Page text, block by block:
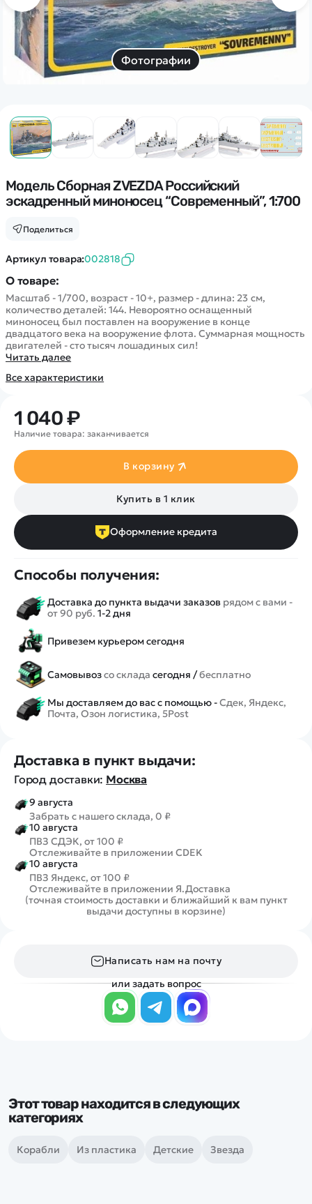
Фотографии
Модель Сборная ZVEZDA Российский
эскадренный миноносец “Современный”, 1:700
Поделиться
Артикул товара:002818
О товаре:
Масштаб - 1/700, возраст - 10+, размер - длина: 23 см,
количество деталей: 144. Невороятно оснащенный
миноносец был поставлен на вооружение в конце
двадцатого века на вооружение флота. Суммарная мощность
двигателей - сто тысяч лошадиных сил!
Читать далее
Все характеристики
1 040 ₽
Наличие товара: заканчивается
В корзину
Купить в 1 клик
Оформление кредита
Способы получения:
Доставка до пункта выдачи заказов рядом с вами -
от 90 руб. 1-2 дня
Привезем курьером сегодня
Самовывозсо склада сегодня /бесплатно
Мы доставляем до вас с помощью -Сдек, Яндекс,
Почта, Озон логистика, 5Post
Доставка в пункт выдачи:
Город доставки: Москва
9 августа
Забрать с нашего склада, 0 ₽
10 августа
ПВЗ СДЭК, от 100 ₽
Отслеживайте в приложении CDEK
10 августа
ПВЗ Яндекс, от 100 ₽
Отслеживайте в приложении Я.Доставка
(точная стоимость доставки и ближайший к вам пункт
выдачи доступны в корзине)
Написать нам на почту
или задать вопрос
Этот товар находится в следующих
категориях
Корабли Из пластика Детские Звезда
Дополнительный способ связи
WhatsApp/Мобильный
Есть вопрос? Можем связаться с вами
Наши соцсети:
Каталог
Квадрокоптеры
Машинки
Танки
Вертолеты
Катера
Роботы
Самолеты
Детские электромобили
Спецтехника
Железные дороги
Конструкторы
Информация
Оптовые продажи
Блог
Статьи про беспилотники
Обзор квадрокоптеров
Аренда Квадрокоптеров
Покупателю
Контакты
Оплата и доставка
Помощь
Оплата на сайте